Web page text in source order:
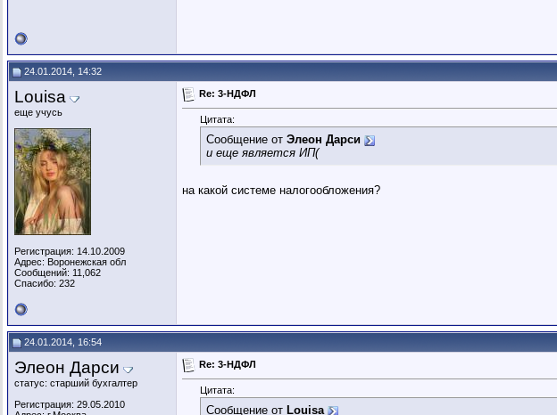
24.01.2014, 14:32
Louisa
еще учусь
Регистрация: 14.10.2009
Адрес: Воронежская обл
Сообщений: 11,062
Спасибо: 232
Re: 3-НДФЛ
Цитата:
Сообщение от Элеон Дарси
и еще является ИП(
на какой системе налогообложения?
24.01.2014, 16:54
Элеон Дарси
статус: старший бухгалтер
Регистрация: 29.05.2010
Re: 3-НДФЛ
Цитата:
Сообщение от Louisa